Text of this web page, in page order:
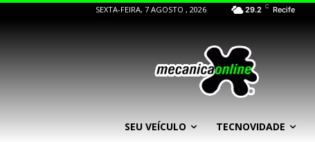
SEXTA-FEIRA, 7 AGOSTO , 2026 29.2 C Recife
SEU VEÍCULO TECNOVIDADE